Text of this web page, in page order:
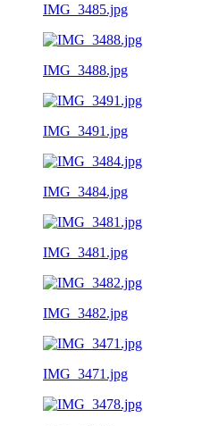
IMG_3485.jpg
IMG_3488.jpg
IMG_3491.jpg
IMG_3484.jpg
IMG_3481.jpg
IMG_3482.jpg
IMG_3471.jpg